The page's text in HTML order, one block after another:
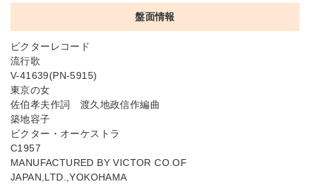
盤面情報
ビクターレコード
流行歌
V-41639(PN-5915)
東京の女
佐伯孝夫作詞 渡久地政信作編曲
築地容子
ビクター・オーケストラ
C1957
MANUFACTURED BY VICTOR CO.OF
JAPAN,LTD.,YOKOHAMA